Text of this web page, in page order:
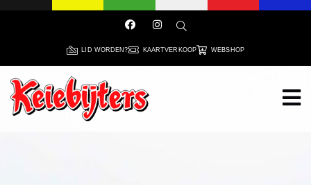
LID WORDEN? KAARTVERKOOP WEBSHOP